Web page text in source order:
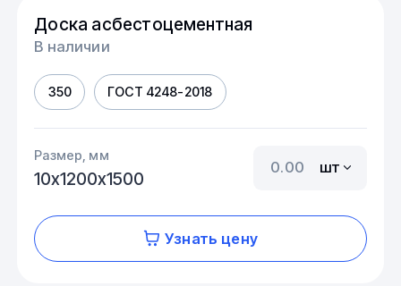
Доска асбестоцементная
В наличии
350 ГОСТ 4248-2018
Размер, мм
10х1200х1500
шт
Узнать цену